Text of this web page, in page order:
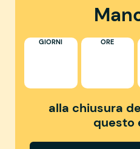
GIORNI ORE
alla chiusura
questo